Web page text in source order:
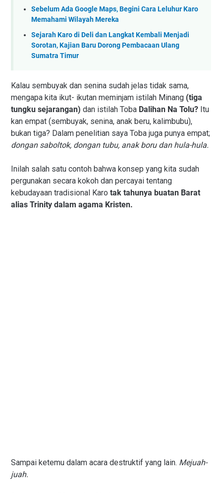
Sebelum Ada Google Maps, Begini Cara Leluhur Karo
Memahami Wilayah Mereka
Sejarah Karo di Deli dan Langkat Kembali Menjadi
Sorotan, Kajian Baru Dorong Pembacaan Ulang
Sumatra Timur
Kalau sembuyak dan senina sudah jelas tidak sama,
mengapa kita ikut- ikutan meminjam istilah Minang (tiga
tungku sejarangan) dan istilah Toba Dalihan Na Tolu? Itu
kan empat (sembuyak, senina, anak beru, kalimbubu),
bukan tiga? Dalam penelitian saya Toba juga punya empat;
dongan saboltok, dongan tubu, anak boru dan hula-hula.
Inilah salah satu contoh bahwa konsep yang kita sudah
pergunakan secara kokoh dan percayai tentang
kebudayaan tradisional Karo tak tahunya buatan Barat
alias Trinity dalam agama Kristen.
Sampai ketemu dalam acara destruktif yang lain. Mejuah-
juah.